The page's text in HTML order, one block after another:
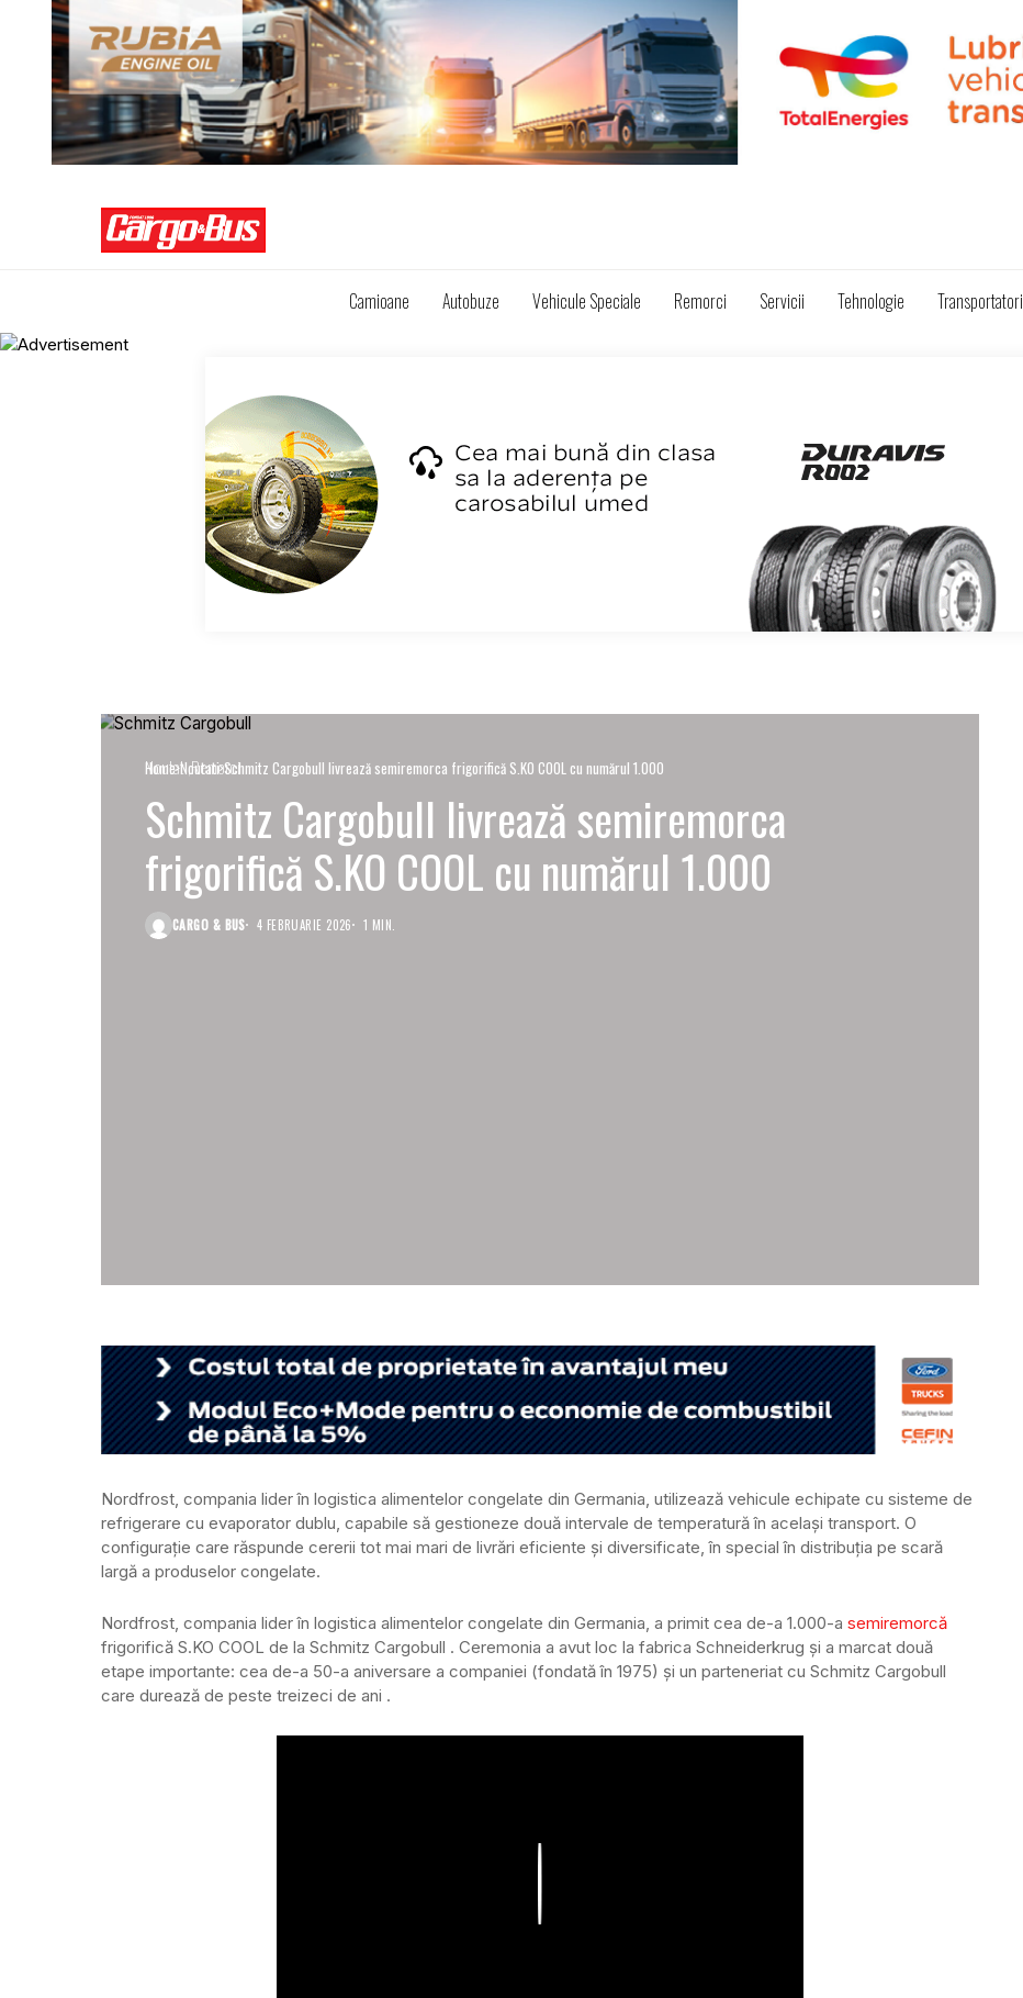
Camioane Autobuze Vehicule Speciale Remorci Servicii Tehnologie Transportatori
Home Noutati Schmitz Cargobull livrează semiremorca frigorifică S.KO COOL cu numărul 1.000
NoutatiRemorci
Schmitz Cargobull livrează semiremorca
frigorifică S.KO COOL cu numărul 1.000
CARGO & BUS 4 FEBRUARIE 2026 1 MIN.
Nordfrost, compania lider în logistica alimentelor congelate din Germania, utilizează vehicule echipate cu sisteme de
refrigerare cu evaporator dublu, capabile să gestioneze două intervale de temperatură în același transport. O
configurație care răspunde cererii tot mai mari de livrări eficiente și diversificate, în special în distribuția pe scară
largă a produselor congelate.
Nordfrost, compania lider în logistica alimentelor congelate din Germania, a primit cea de-a 1.000-a semiremorcă
frigorifică S.KO COOL de la Schmitz Cargobull . Ceremonia a avut loc la fabrica Schneiderkrug și a marcat două
etape importante: cea de-a 50-a aniversare a companiei (fondată în 1975) și un parteneriat cu Schmitz Cargobull
care durează de peste treizeci de ani .